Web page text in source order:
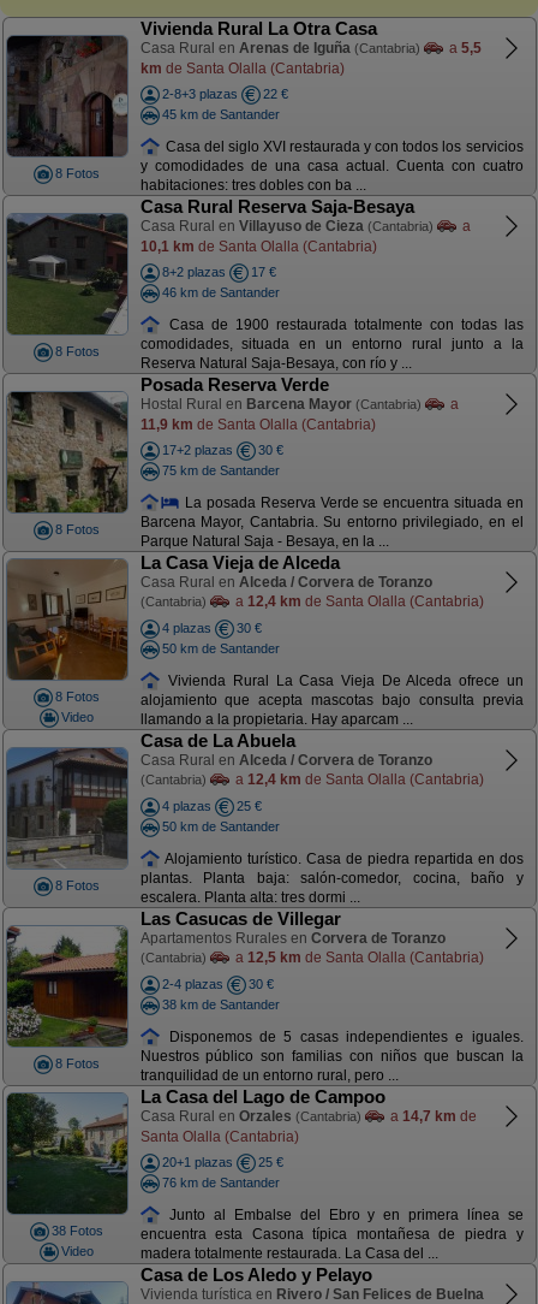
8 Fotos
Vivienda Rural La Otra Casa
Casa Rural en Arenas de Iguña (Cantabria) a 5,5
km de Santa Olalla (Cantabria)
2-8+3 plazas
22 €
45 km de Santander
Casa del siglo XVI restaurada y con todos los servicios
y comodidades de una casa actual. Cuenta con cuatro
habitaciones: tres dobles con ba ...
8 Fotos
Casa Rural Reserva Saja-Besaya
Casa Rural en Villayuso de Cieza (Cantabria)
a
10,1 km de Santa Olalla (Cantabria)
8+2 plazas
17 €
46 km de Santander
Casa de 1900 restaurada totalmente con todas las
comodidades, situada en un entorno rural junto a la
Reserva Natural Saja-Besaya, con río y ...
8 Fotos
Posada Reserva Verde
Hostal Rural en Barcena Mayor (Cantabria)
a
11,9 km de Santa Olalla (Cantabria)
17+2 plazas
30 €
75 km de Santander
La posada Reserva Verde se encuentra situada en
Barcena Mayor, Cantabria. Su entorno privilegiado, en el
Parque Natural Saja - Besaya, en la ...
8 Fotos
Video
La Casa Vieja de Alceda
Casa Rural en Alceda / Corvera de Toranzo
(Cantabria) a 12,4 km de Santa Olalla (Cantabria)
4 plazas
30 €
50 km de Santander
Vivienda Rural La Casa Vieja De Alceda ofrece un
alojamiento que acepta mascotas bajo consulta previa
llamando a la propietaria. Hay aparcam ...
8 Fotos
Casa de La Abuela
Casa Rural en Alceda / Corvera de Toranzo
(Cantabria) a 12,4 km de Santa Olalla (Cantabria)
4 plazas
25 €
50 km de Santander
Alojamiento turístico. Casa de piedra repartida en dos
plantas. Planta baja: salón-comedor, cocina, baño y
escalera. Planta alta: tres dormi ...
8 Fotos
Las Casucas de Villegar
Apartamentos Rurales en Corvera de Toranzo
(Cantabria) a 12,5 km de Santa Olalla (Cantabria)
2-4 plazas
30 €
38 km de Santander
Disponemos de 5 casas independientes e iguales.
Nuestros público son familias con niños que buscan la
tranquilidad de un entorno rural, pero ...
38 Fotos
Video
La Casa del Lago de Campoo
Casa Rural en Orzales (Cantabria) a 14,7 km de
Santa Olalla (Cantabria)
20+1 plazas
25 €
76 km de Santander
Junto al Embalse del Ebro y en primera línea se
encuentra esta Casona típica montañesa de piedra y
madera totalmente restaurada. La Casa del ...
Casa de Los Aledo y Pelayo
Vivienda turística en Rivero / San Felices de Buelna